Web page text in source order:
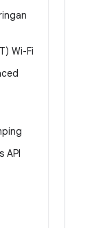
Wi-Fi
API